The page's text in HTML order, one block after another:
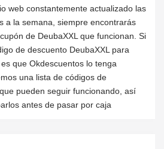
web constantemente actualizado las
a la semana, siempre encontrarás
de DeubaXXL que funcionan. Si
de descuento DeubaXXL para
que Okdescuentos lo tenga
una lista de códigos de
pueden seguir funcionando, así
antes de pasar por caja